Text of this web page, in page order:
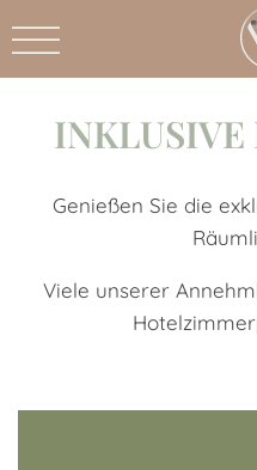
INKLUSIVE
Genießen Sie die
Viele unserer